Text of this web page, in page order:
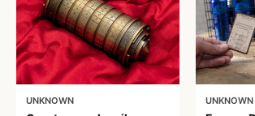
UNKNOWN UNKNOWN